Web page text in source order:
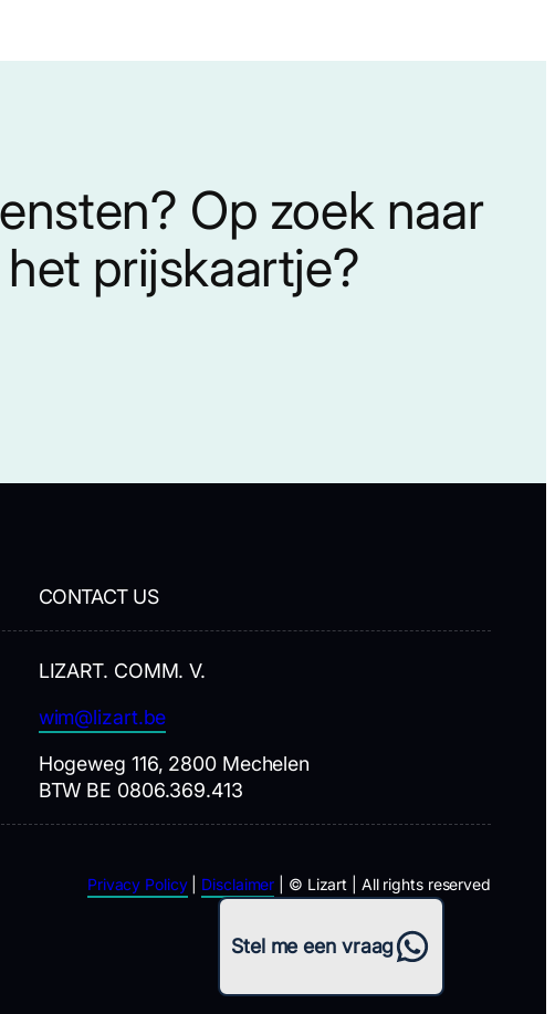
Op zoek naar
prijskaartje?
CONTACT US
LIZART. COMM. V.
wim@lizart.be
Hogeweg 116, 2800 Mechelen
BTW BE 0806.369.413
Privacy Policy| Disclaimer | © Lizart | All rights reserved
Stel me een vraagWhatsApp